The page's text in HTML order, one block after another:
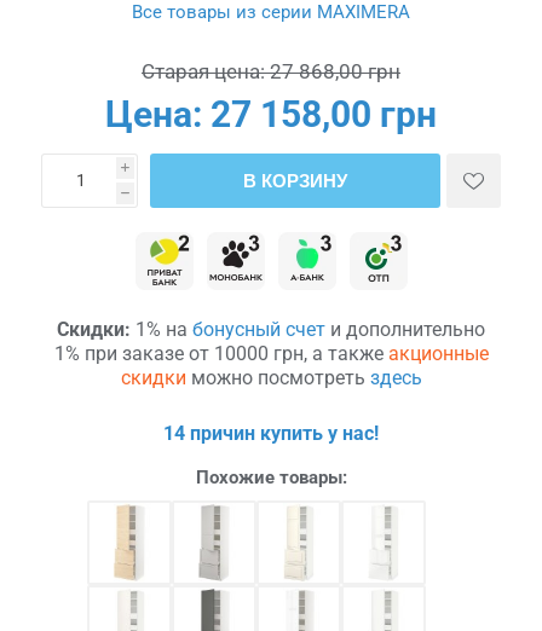
Все товары из серии MAXIMERA
Старая цена: 27 868,00 грн
Цена: 27 158,00 грн
i
h
В КОРЗИНУ
Скидки: 1% на бонусный счет и дополнительно
1% при заказе от 10000 грн, а также акционные
скидки можно посмотреть здесь
14 причин купить у нас!
Похожие товары: